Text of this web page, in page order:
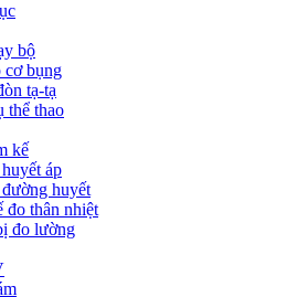
bộ
cơ bụng
tạ-tạ
thể thao
kế
áp
huyết
đo thân nhiệt
đo lường